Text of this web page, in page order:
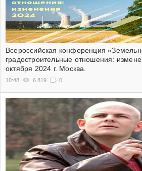
Всероссийская конференция
градостроительные отношения:
октября 2024 г. Москва.
10:48 6 819 0